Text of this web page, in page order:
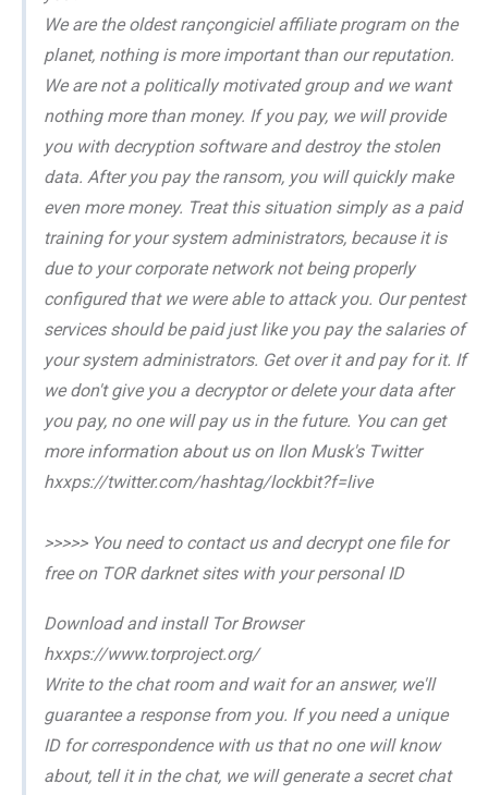
We are the oldest rançongiciel affiliate program on the
planet, nothing is more important than our reputation.
We are not a politically motivated group and we want
nothing more than money. If you pay, we will provide
you with decryption software and destroy the stolen
data. After you pay the ransom, you will quickly make
even more money. Treat this situation simply as a paid
training for your system administrators, because it is
due to your corporate network not being properly
configured that we were able to attack you. Our pentest
services should be paid just like you pay the salaries of
your system administrators. Get over it and pay for it. If
we don't give you a decryptor or delete your data after
you pay, no one will pay us in the future. You can get
more information about us on Ilon Musk's Twitter
hxxps://twitter.com/hashtag/lockbit?f=live
>>>>> You need to contact us and decrypt one file for
free on TOR darknet sites with your personal ID
Download and install Tor Browser
hxxps://www.torproject.org/
Write to the chat room and wait for an answer, we'll
guarantee a response from you. If you need a unique
ID for correspondence with us that no one will know
about, tell it in the chat, we will generate a secret chat